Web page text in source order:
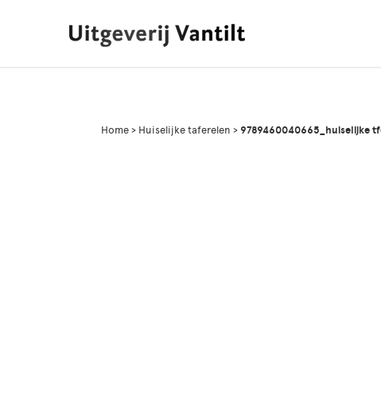
Home > Huiselijke taferelen > 9789460040665_huiselijke